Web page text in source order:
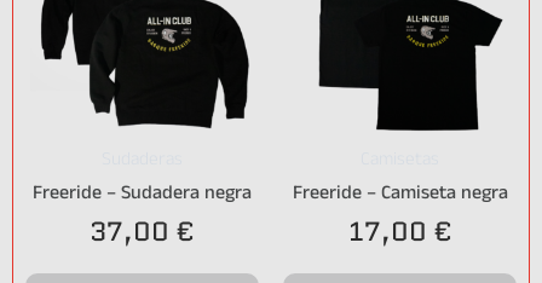
Freeride – Sudadera negra
37,00 €
Freeride – Camiseta negra
17,00 €